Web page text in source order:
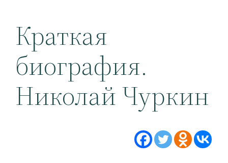
Краткая
биография.
Николай Чуркин